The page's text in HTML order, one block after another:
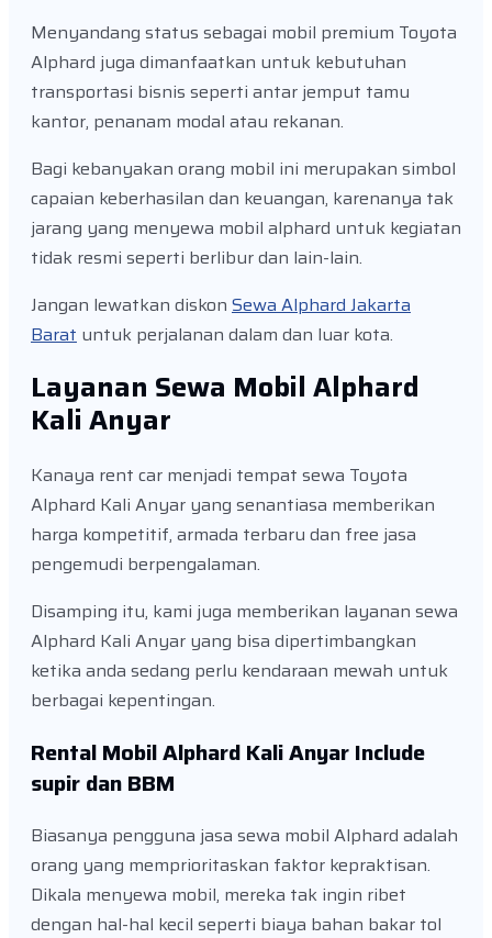
Menyandang status sebagai mobil premium Toyota
Alphard juga dimanfaatkan untuk kebutuhan
transportasi bisnis seperti antar jemput tamu
kantor, penanam modal atau rekanan.
Bagi kebanyakan orang mobil ini merupakan simbol
capaian keberhasilan dan keuangan, karenanya tak
jarang yang menyewa mobil alphard untuk kegiatan
tidak resmi seperti berlibur dan lain-lain.
Jangan lewatkan diskon Sewa Alphard Jakarta
Barat untuk perjalanan dalam dan luar kota.
Layanan Sewa Mobil Alphard
Kali Anyar
Kanaya rent car menjadi tempat sewa Toyota
Alphard Kali Anyar yang senantiasa memberikan
harga kompetitif, armada terbaru dan free jasa
pengemudi berpengalaman.
Disamping itu, kami juga memberikan layanan sewa
Alphard Kali Anyar yang bisa dipertimbangkan
ketika anda sedang perlu kendaraan mewah untuk
berbagai kepentingan.
Rental Mobil Alphard Kali Anyar Include
supir dan BBM
Biasanya pengguna jasa sewa mobil Alphard adalah
orang yang memprioritaskan faktor kepraktisan.
Dikala menyewa mobil, mereka tak ingin ribet
dengan hal-hal kecil seperti biaya bahan bakar tol